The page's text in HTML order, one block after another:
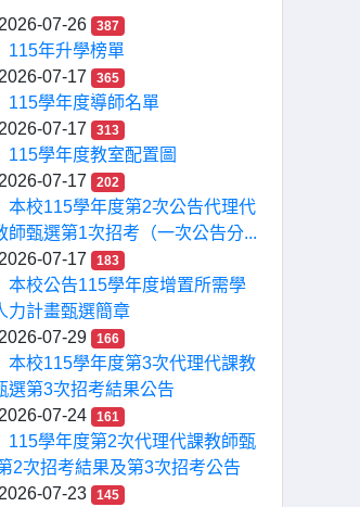
2026-07-26
387
115年升學榜單
2026-07-17
365
115學年度導師名單
2026-07-17
313
115學年度教室配置圖
2026-07-17
202
本校115學年度第2次公告代理代
師甄選第1次招考（一次公告分...
2026-07-17
183
本校公告115學年度增置所需學
力計畫甄選簡章
2026-07-29
166
本校115學年度第3次代理代課教
選第3次招考結果公告
2026-07-24
161
115學年度第2次代理代課教師甄
2次招考結果及第3次招考公告
2026-07-23
145